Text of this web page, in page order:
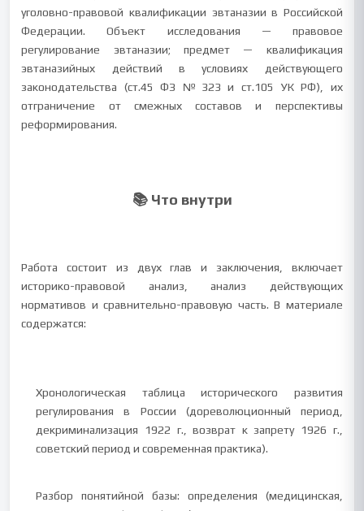
уголовно-правовой квалификации эвтаназии в Российской
Федерации. Объект исследования — правовое
регулирование эвтаназии; предмет — квалификация
эвтаназийных действий в условиях действующего
законодательства (ст.45 ФЗ №323 и ст.105 УК РФ), их
отграничение от смежных составов и перспективы
реформирования.
📚 Что внутри
Работа состоит из двух глав и заключения, включает
историко-правовой анализ, анализ действующих
нормативов и сравнительно-правовую часть. В материале
содержатся:
Хронологическая таблица исторического развития
регулирования в России (дореволюционный период,
декриминализация 1922 г., возврат к запрету 1926 г.,
советский период и современная практика).
Разбор понятийной базы: определения (медицинская,